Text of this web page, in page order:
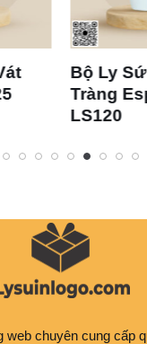
Bộ Ly Sứ
Tràng
LS120
web chuyên cung cấp q